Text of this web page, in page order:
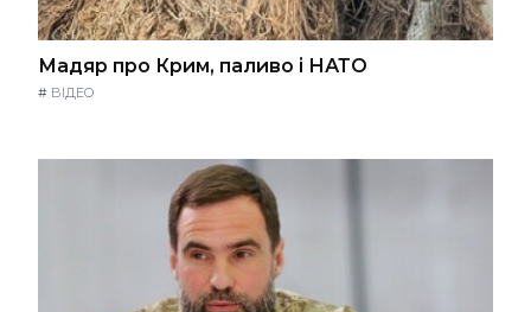
Мадяр про Крим, паливо і НАТО
# ВІДЕО